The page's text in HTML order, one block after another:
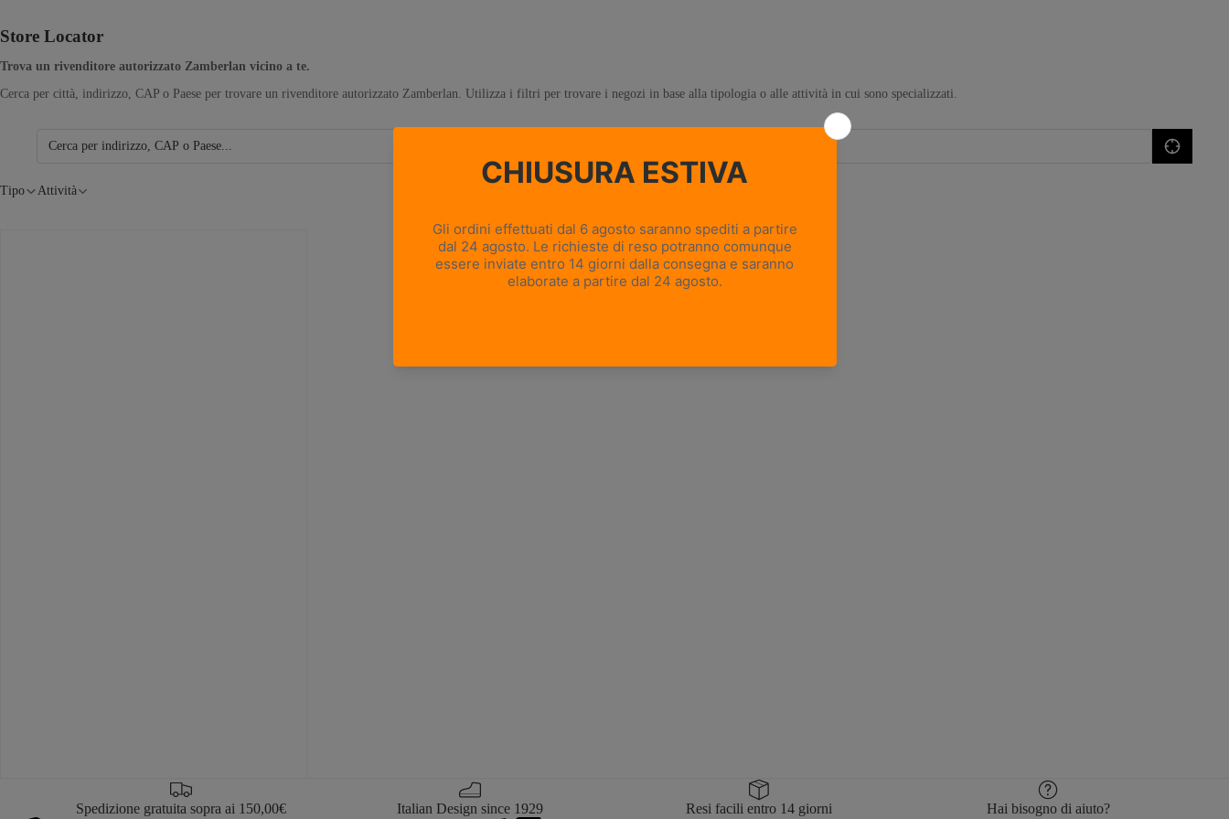
Camouflage
Store Locator
Trova un rivenditore autorizzato Zamberlan vicino a te.
Cerca per città, indirizzo, CAP o Paese per trovare un rivenditore autorizzato Zamberlan. Utilizza i filtri per trovare i negozi in base alla tipologia o alle attività in cui sono specializzati.
Tipo Attività
Spedizione gratuita sopra ai 150,00€ Italian Design since 1929 Resi facili entro 14 giorni Hai bisogno di aiuto?